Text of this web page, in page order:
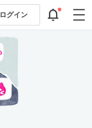
ログイン